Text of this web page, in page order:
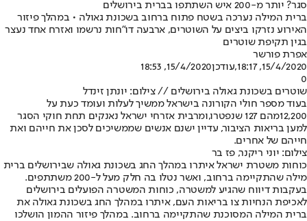
סגר? יותר מ-200 איש השתתפו בברית בירושלים
ברית המילה נערכה בשטח פתוח ברחוב בשכונת גאולה • במהלך פיזור
האירוע נזרקו ביצים על השוטרים, ארבעה דו"חות נרשמו ואזרח אחד נעצר
בגין תקיפת שוטרים
אפרת פורשר
15/4/2020, 18:17
,עודכן15/4/2020, 18:53
0
שוטרים בשכונת גאולה בירושלים // צילום: יונתן זינדל
בעוד מספר חולי הקורונה בישראל ממשיך לעלות ועומד כעת על
12,200מהם 127 שנפטרו,
ומרבית אזרחי ישראל נאנקים תחת חוקי הסגר
למען בריאות הציבור, עדיין ישנם אנשים שממשיכים לסכן את חייהם ואת
חייהם של אחרים.
צילום: יוני ריקנר, פז בר
כוחות משטרת ישראל איתרו במהלך החג בשכונת גאולה שבירושלים ברית
מילה שהתקיימה ברחוב, ואשר נטלו בה חלק מעל ל-200 משתתפים.
בעקבות דיווח שהגיע למשטרה, כוחות המשטרה הפועלים בירושלים
לאכיפת הנחיות צו בריאות העם, איתרו במהלך החג בשכונת גאולה את
ברית המילה המסוכנת שהתקיימה ברחוב. במהלך פיזור ההמון הושלכו